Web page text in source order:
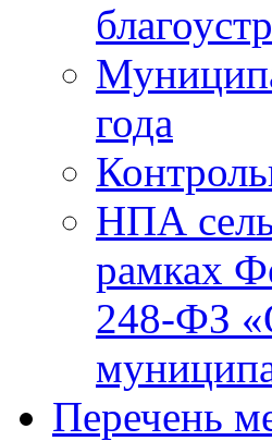
года
НПА
рамках
248-ФЗ
Перечень